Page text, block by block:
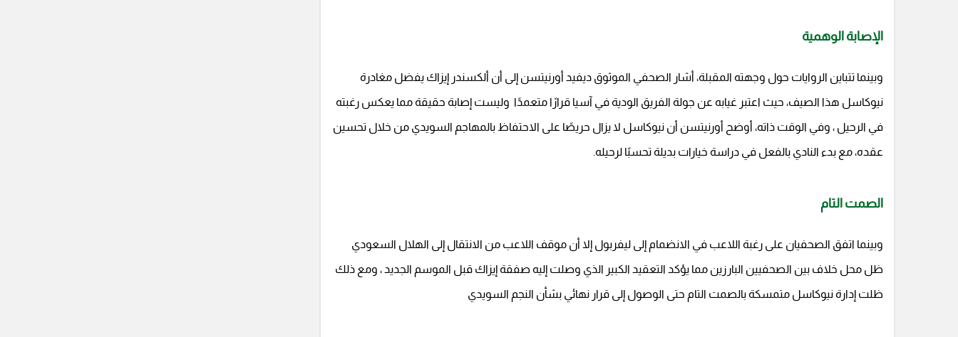
الإصابة الوهمية
وبينما تتباين الروايات حول وجهته المقبلة، أشار الصحفي الموثوق ديفيد أورنيتسن إلى أن ألكسندر إيزاك يفضل مغادرة
نيوكاسل هذا الصيف، حيث اعتبر غيابه عن جولة الفريق الودية في آسيا قرارًا متعمدًا وليست إصابة حقيقة مما يعكس رغبته
في الرحيل ، وفي الوقت ذاته، أوضح أورنيتسن أن نيوكاسل لا يزال حريصًا على الاحتفاظ بالمهاجم السويدي من خلال تحسين
عقده، مع بدء النادي بالفعل في دراسة خيارات بديلة تحسبًا لرحيله.
الصمت التام
وبينما اتفق الصحفيان على رغبة اللاعب في الانضمام إلى ليفربول إلا أن موقف اللاعب من الانتقال إلى الهلال السعودي
ظل محل خلاف بين الصحفيين البارزين مما يؤكد التعقيد الكبير الذي وصلت إليه صفقة إيزاك قبل الموسم الجديد ، ومع ذلك
ظلت إدارة نيوكاسل متمسكة بالصمت التام حتى الوصول إلى قرار نهائي بشأن النجم السويدي